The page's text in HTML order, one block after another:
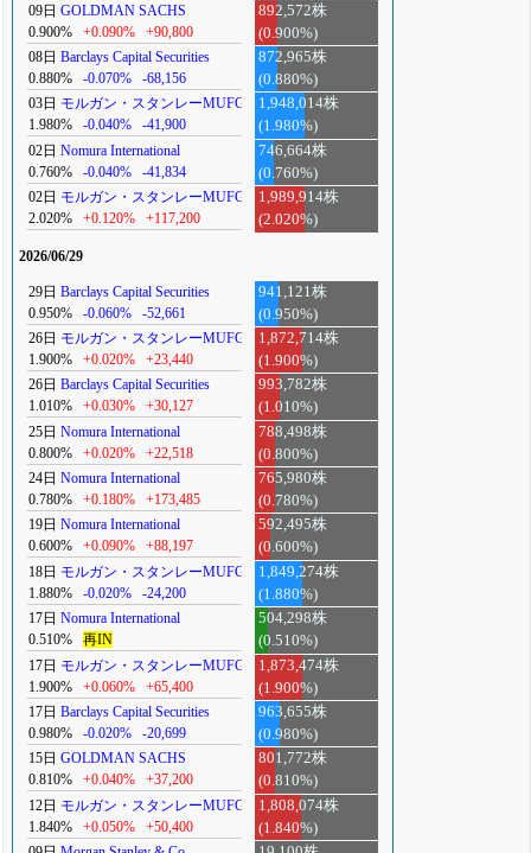
09日 GOLDMAN SACHS
0.900%
+0.090% +90,800
892,572株
(0.900%)
08日 Barclays Capital Securities
0.880%
-0.070% -68,156
872,965株
(0.880%)
03日 モルガン・スタンレーMUFG
1.980%
-0.040% -41,900
1,948,014株
(1.980%)
02日 Nomura International
0.760%
-0.040% -41,834
746,664株
(0.760%)
02日 モルガン・スタンレーMUFG
2.020%
+0.120% +117,200
1,989,914株
(2.020%)
2026/06/29
29日 Barclays Capital Securities
0.950%
-0.060% -52,661
941,121株
(0.950%)
26日 モルガン・スタンレーMUFG
1.900%
+0.020% +23,440
1,872,714株
(1.900%)
26日 Barclays Capital Securities
1.010%
+0.030% +30,127
993,782株
(1.010%)
25日 Nomura International
0.800%
+0.020% +22,518
788,498株
(0.800%)
24日 Nomura International
0.780%
+0.180% +173,485
765,980株
(0.780%)
19日 Nomura International
0.600%
+0.090% +88,197
592,495株
(0.600%)
18日 モルガン・スタンレーMUFG
1.880%
-0.020% -24,200
1,849,274株
(1.880%)
17日 Nomura International
0.510%
再IN
504,298株
(0.510%)
17日 モルガン・スタンレーMUFG
1.900%
+0.060% +65,400
1,873,474株
(1.900%)
17日 Barclays Capital Securities
0.980%
-0.020% -20,699
963,655株
(0.980%)
15日 GOLDMAN SACHS
0.810%
+0.040% +37,200
801,772株
(0.810%)
12日 モルガン・スタンレーMUFG
1.840%
+0.050% +50,400
1,808,074株
(1.840%)